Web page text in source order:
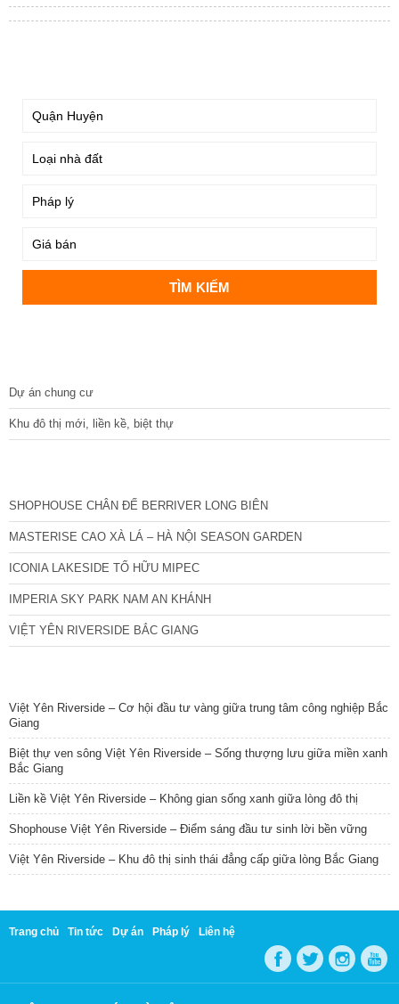
Dự án chung cư
Khu đô thị mới, liền kề, biệt thự
SHOPHOUSE CHÂN ĐẾ BERRIVER LONG BIÊN
MASTERISE CAO XÀ LÁ – HÀ NỘI SEASON GARDEN
ICONIA LAKESIDE TỐ HỮU MIPEC
IMPERIA SKY PARK NAM AN KHÁNH
VIỆT YÊN RIVERSIDE BẮC GIANG
Việt Yên Riverside – Cơ hội đầu tư vàng giữa trung tâm công nghiệp Bắc
Giang
Biệt thự ven sông Việt Yên Riverside – Sống thượng lưu giữa miền xanh
Bắc Giang
Liền kề Việt Yên Riverside – Không gian sống xanh giữa lòng đô thị
Shophouse Việt Yên Riverside – Điểm sáng đầu tư sinh lời bền vững
Việt Yên Riverside – Khu đô thị sinh thái đẳng cấp giữa lòng Bắc Giang
Trang chủ Tin tức Dự án Pháp lý Liên hệ